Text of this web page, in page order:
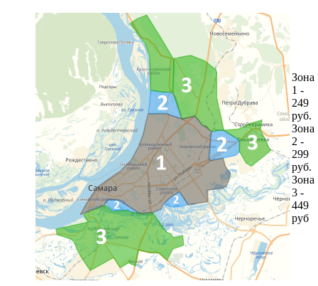
Зона
1 -
249
руб.
Зона
2 -
299
руб.
Зона
3 -
449
руб